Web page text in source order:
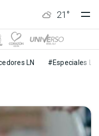
21 °
LN #Especiales LN